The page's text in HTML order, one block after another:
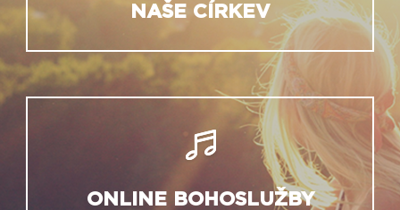
NAŠE CÍRKEV
ONLINE BOHOSLUŽBY